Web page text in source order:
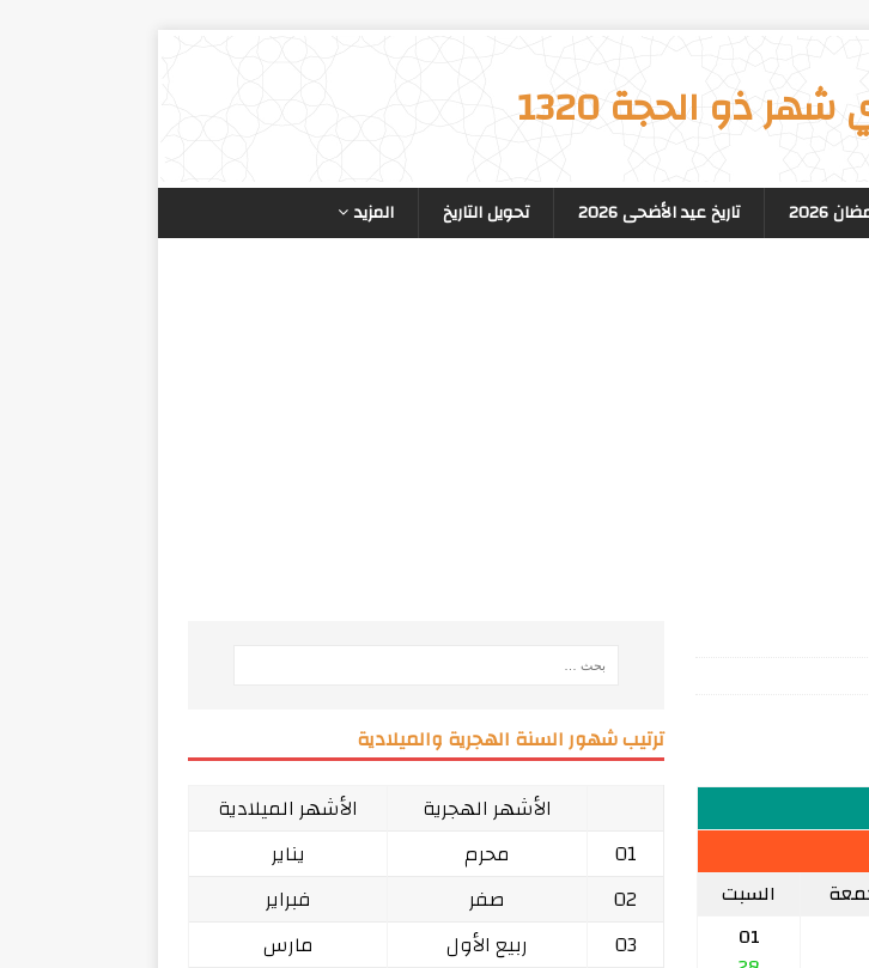
ذو الحجة 1320
2026 تاريخ عيد الأضحى 2026 تحويل التاريخ المزيد
السبت
01
ترتيب شهور السنة الهجرية والميلادية
الأشهر الهجرية
الأشهر الميلادية
01
محرم
يناير
02
صفر
فبراير
03
ربيع الأول
مارس